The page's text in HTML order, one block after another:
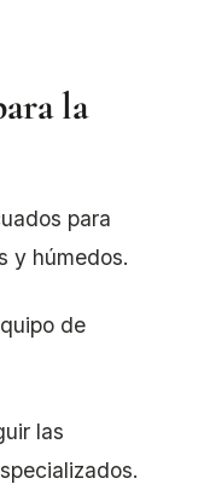
la
para
y húmedos.
de
las